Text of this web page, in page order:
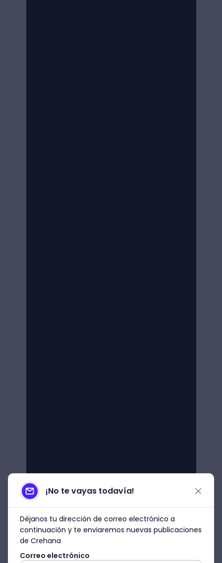
¡No te vayas todavía!
Déjanos tu dirección de correo electrónico a
continuación y te enviaremos nuevas publicaciones
de Crehana
Correo electrónico